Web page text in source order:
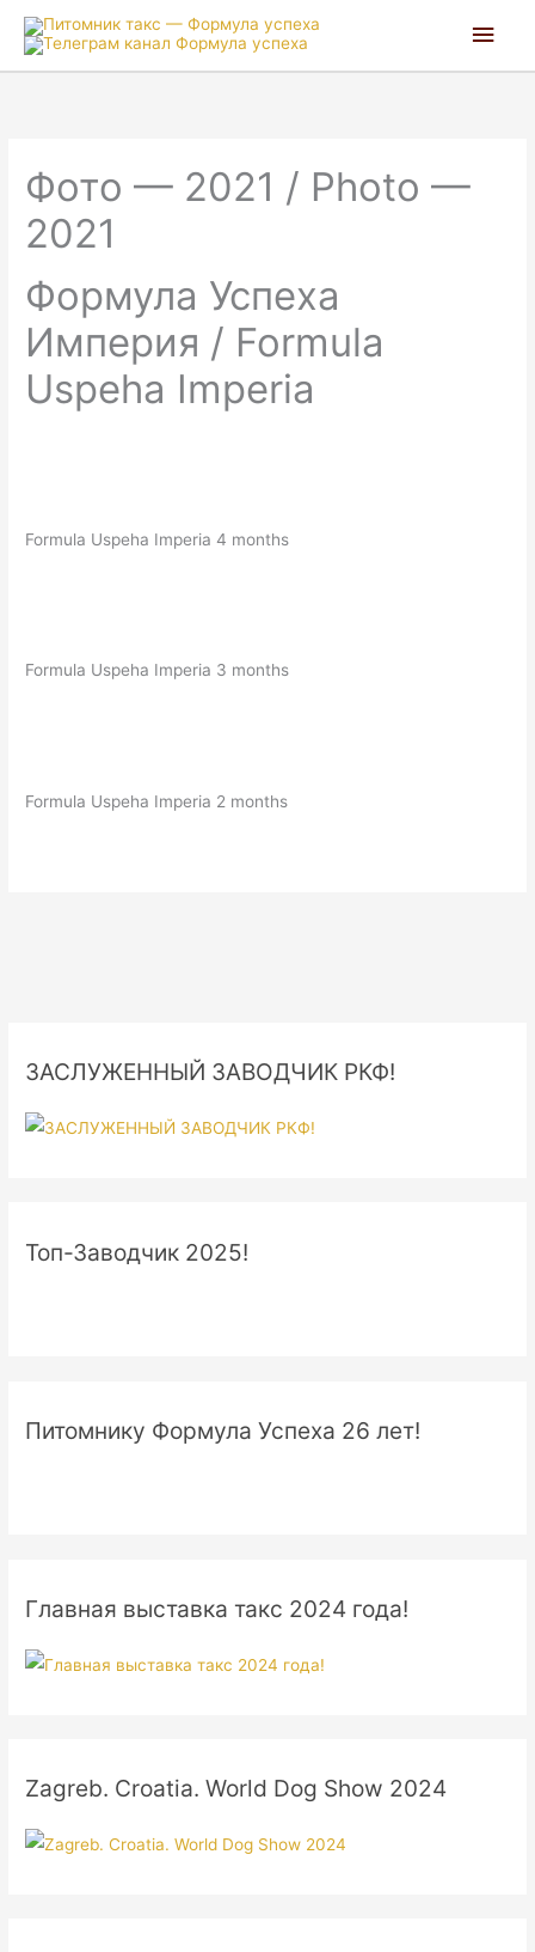
Фото — 2021 / Photo —
2021
Формула Успеха
Империя / Formula
Uspeha Imperia
Formula Uspeha Imperia 4 months
Formula Uspeha Imperia 3 months
Formula Uspeha Imperia 2 months
ЗАСЛУЖЕННЫЙ ЗАВОДЧИК РКФ!
Топ-Заводчик 2025!
Питомнику Формула Успеха 26 лет!
Главная выставка такс 2024 года!
Zagreb. Croatia. World Dog Show 2024